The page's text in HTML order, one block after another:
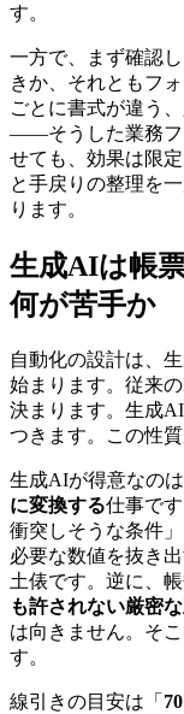
す。
一方で、まず確認
きか、それともフ
ごとに書式が違う
——そうした業務フ
せても、効果は限
と手戻りの整理を
ります。
生成AIは帳
何が苦手か
自動化の設計は、
始まります。従来
決まります。生成
つきます。この性
生成AIが得意なのは
に変換する仕事で
衝突しそうな条件
必要な数値を抜き
土俵です。逆に、
も許されない厳密
は向きません。そ
す。
線引きの目安は「